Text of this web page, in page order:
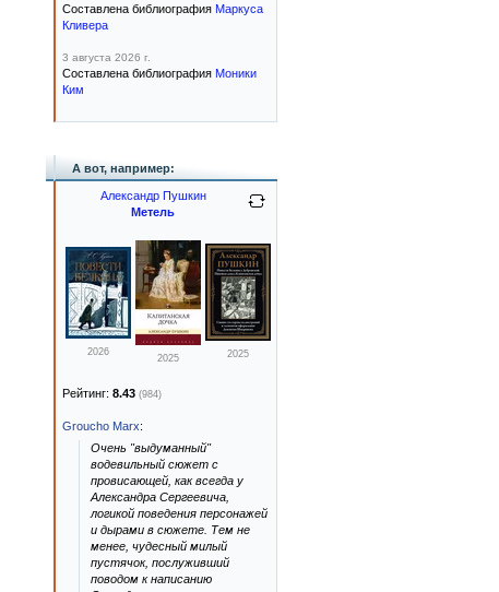
Составлена библиография Маркуса
Кливера
3 августа 2026 г.
Составлена библиография Моники
Ким
А вот, например:
Александр Пушкин
Метель
2026
2025 2025
Рейтинг: 8.43 (984)
Groucho Marx:
Очень "выдуманный"
водевильный сюжет с
провисающей, как всегда у
Александра Сергеевича,
логикой поведения персонажей
и дырами в сюжете. Тем не
менее, чудесный милый
пустячок, послуживший
поводом к написанию